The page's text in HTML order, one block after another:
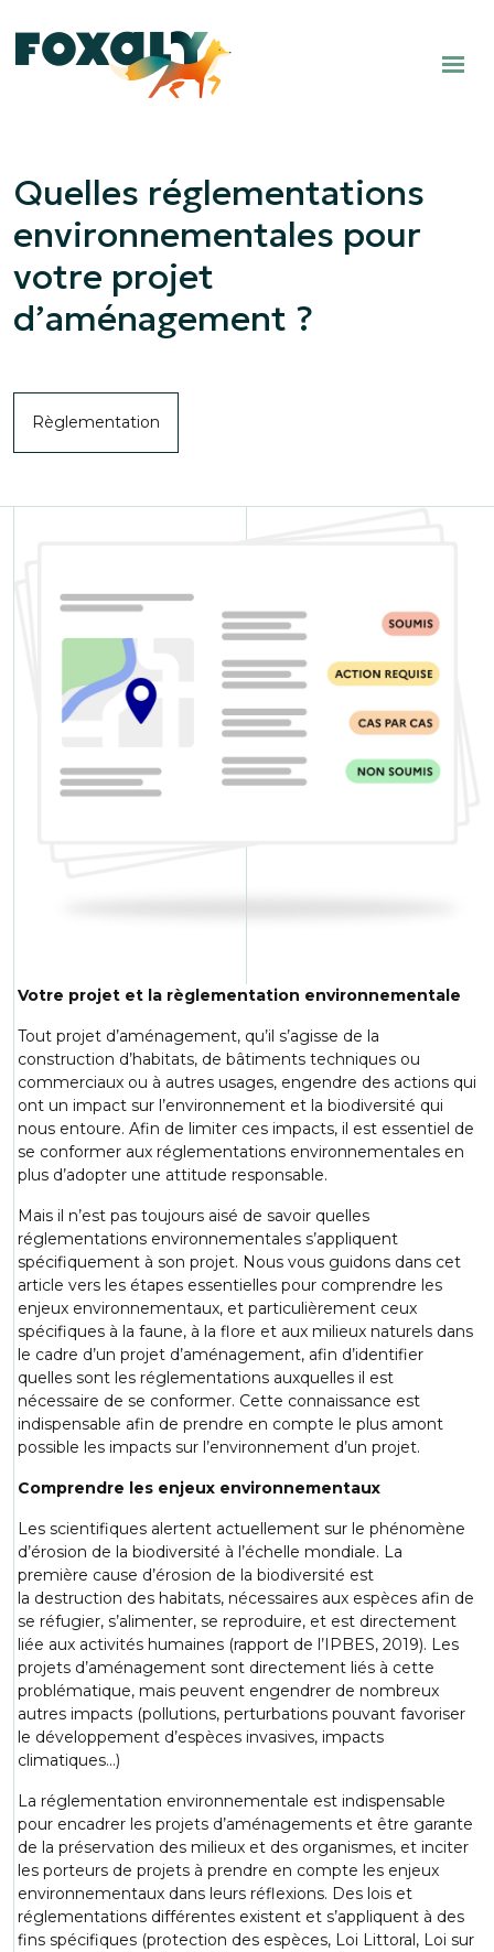
Quelles réglementations
environnementales pour
votre projet
d’aménagement ?
Règlementation
Votre projet et la règlementation environnementale
Tout projet d’aménagement, qu’il s’agisse de la
construction d’habitats, de bâtiments techniques ou
commerciaux ou à autres usages, engendre des actions qui
ont un impact sur l’environnement et la biodiversité qui
nous entoure. Afin de limiter ces impacts, il est essentiel de
se conformer aux réglementations environnementales en
plus d’adopter une attitude responsable.
Mais il n’est pas toujours aisé de savoir quelles
réglementations environnementales s’appliquent
spécifiquement à son projet. Nous vous guidons dans cet
article vers les étapes essentielles pour comprendre les
enjeux environnementaux, et particulièrement ceux
spécifiques à la faune, à la flore et aux milieux naturels dans
le cadre d’un projet d’aménagement, afin d’identifier
quelles sont les réglementations auxquelles il est
nécessaire de se conformer. Cette connaissance est
indispensable afin de prendre en compte le plus amont
possible les impacts sur l’environnement d’un projet.
Comprendre les enjeux environnementaux
Les scientifiques alertent actuellement sur le phénomène
d’érosion de la biodiversité à l’échelle mondiale. La
première cause d’érosion de la biodiversité est
la destruction des habitats, nécessaires aux espèces afin de
se réfugier, s’alimenter, se reproduire, et est directement
liée aux activités humaines (rapport de l’IPBES, 2019). Les
projets d’aménagement sont directement liés à cette
problématique, mais peuvent engendrer de nombreux
autres impacts (pollutions, perturbations pouvant favoriser
le développement d’espèces invasives, impacts
climatiques…)
La réglementation environnementale est indispensable
pour encadrer les projets d’aménagements et être garante
de la préservation des milieux et des organismes, et inciter
les porteurs de projets à prendre en compte les enjeux
environnementaux dans leurs réflexions. Des lois et
réglementations différentes existent et s’appliquent à des
fins spécifiques (protection des espèces, Loi Littoral, Loi sur